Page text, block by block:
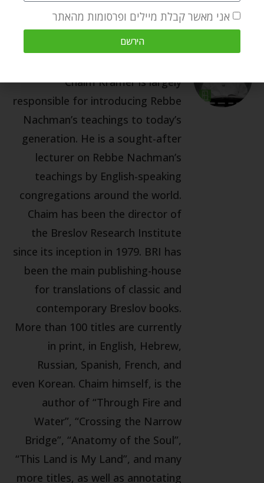
Chaim Kramer is largely
responsible for introducing Rebbe
Nachman’s teachings to today’s
generation. He is a sought-after
lecturer on Rebbe Nachman’s
teachings by English-speaking
congregations around the world.
Chaim has been the director of
the Breslov Research Institute
since its inception in 1979. BRI has
been the main publishing-house
for translations of classic and
contemporary Breslov books.
More than 100 titles are currently
in print, in English, Hebrew,
Russian, Spanish, French, and
even Korean. Chaim himself, is the
author of “Through Fire and
Water”, “Crossing the Narrow
Bridge”, “Anatomy of the Soul”,
“This Land is My Land”, and many
more titles, as well as annotating
אני מאשר קבלת מיילים ופרסומות מהאתר
הירשם